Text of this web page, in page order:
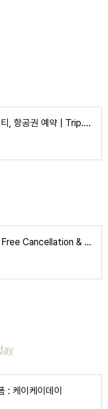
트립닷컴 | 호텔, 액티비티, 항공권 예약 | Trip.com
Agoda Official Site | Free Cancellation & Booking Deals | Over 2 Million Hotels
: 케이케이데이